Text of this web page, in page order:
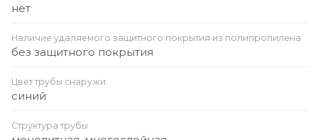
нет
Наличие удаляемого защитного покрытия из полипропилена
без защитного покрытия
Цвет трубы снаружи
синий
Структура трубы